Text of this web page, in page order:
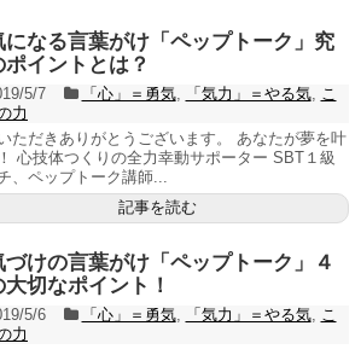
になる言葉がけ「ペップトーク」究
ポイントとは？
5/7 「心」＝勇気, 「気力」＝やる気, こ
力
ただきありがとうございます。 あなたが夢を叶
心技体つくりの全力幸動サポーター SBT１級
、ペップトーク講師...
記事を読む
づけの言葉がけ「ペップトーク」４
切なポイント！
5/6 「心」＝勇気, 「気力」＝やる気, こ
力